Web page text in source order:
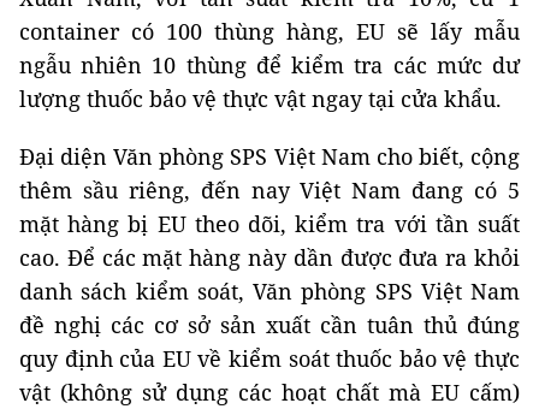
container có 100 thùng hàng, EU sẽ lấy mẫu
ngẫu nhiên 10 thùng để kiểm tra các mức dư
lượng thuốc bảo vệ thực vật ngay tại cửa khẩu.
Đại diện Văn phòng SPS Việt Nam cho biết, cộng
thêm sầu riêng, đến nay Việt Nam đang có 5
mặt hàng bị EU theo dõi, kiểm tra với tần suất
cao. Để các mặt hàng này dần được đưa ra khỏi
danh sách kiểm soát, Văn phòng SPS Việt Nam
đề nghị các cơ sở sản xuất cần tuân thủ đúng
quy định của EU về kiểm soát thuốc bảo vệ thực
vật (không sử dụng các hoạt chất mà EU cấm)